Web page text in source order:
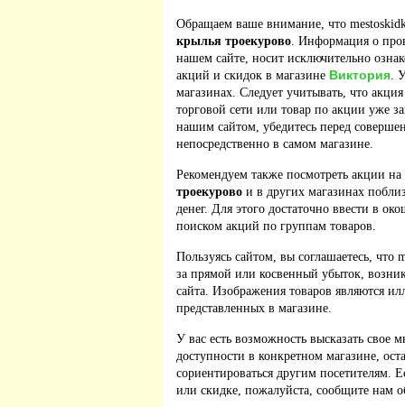
Обращаем ваше внимание, что
крылья троекурово. Информация о
нашем сайте, носит исключительно
акций и скидок в магазине Виктория.
магазинах. Следует учитывать, что
торговой сети или товар по акции уже
нашим сайтом, убедитесь перед
непосредственно в самом магазине.
Рекомендуем также посмотреть акции
троекурово и в других магазинах
денег. Для этого достаточно ввести в
поиском акций по группам товаров.
Пользуясь сайтом, вы соглашаетесь, что
за прямой или косвенный убыток,
сайта. Изображения товаров являются
представленных в магазине.
У вас есть возможность высказать свое
доступности в конкретном магазине,
сориентироваться другим
или скидке, пожалуйста, сообщите нам